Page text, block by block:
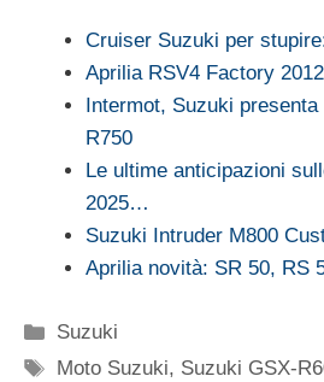
Cruiser Suzuki per
Aprilia RSV4 Factory 2012
Intermot, Suzuki
R750
Le ultime anticipazioni
2025…
Suzuki Intruder M800
Aprilia novità: SR 50, RS
Categorie
Suzuki
Tag
Moto Suzuki, Suzuki GSX-